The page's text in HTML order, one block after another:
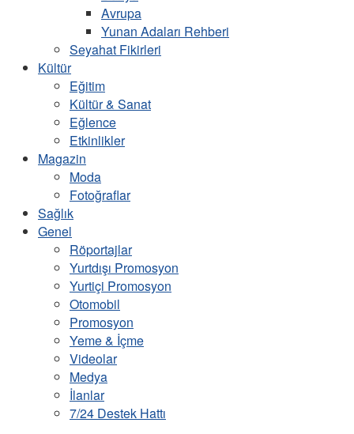
Avrupa
Yunan Adaları Rehberi
Seyahat Fikirleri
Kültür
Eğitim
Kültür & Sanat
Eğlence
Etkinlikler
Magazin
Moda
Fotoğraflar
Sağlık
Genel
Röportajlar
Yurtdışı Promosyon
Yurtiçi Promosyon
Otomobil
Promosyon
Yeme & İçme
Videolar
Medya
İlanlar
7/24 Destek Hattı